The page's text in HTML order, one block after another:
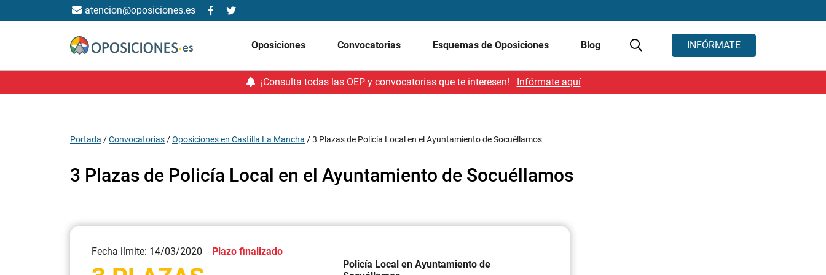
atencion@oposiciones.es
Oposiciones Convocatorias Esquemas de Oposiciones Blog INFÓRMATE
¡Consulta todas las OEP y convocatorias que te interesen! Infórmate aquí
Portada /Convocatorias /Oposiciones en Castilla La Mancha /3 Plazas de Policía Local en el Ayuntamiento de Socuéllamos
3 Plazas de Policía Local en el Ayuntamiento de Socuéllamos
Fecha límite: 14/03/2020 Plazo finalizado
Policía Local en Ayuntamiento de